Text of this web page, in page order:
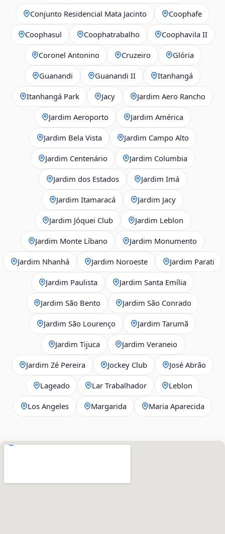
Conjunto Residencial Mata Jacinto Coophafe
Coophasul Coophatrabalho Coophavila II
Coronel Antonino Cruzeiro Glória
Guanandi Guanandi II Itanhangá
Itanhangá Park Jacy Jardim Aero Rancho
Jardim Aeroporto Jardim América
Jardim Bela Vista Jardim Campo Alto
Jardim Centenário Jardim Columbia
Jardim dos Estados Jardim Imá
Jardim Itamaracá Jardim Jacy
Jardim Jóquei Club Jardim Leblon
Jardim Monte Líbano Jardim Monumento
Jardim Nhanhá Jardim Noroeste Jardim Parati
Jardim Paulista Jardim Santa Emília
Jardim São Bento Jardim São Conrado
Jardim São Lourenço Jardim Tarumã
Jardim Tijuca Jardim Veraneio
Jardim Zé Pereira Jockey Club José Abrão
Lageado Lar Trabalhador Leblon
Los Angeles Margarida Maria Aparecida